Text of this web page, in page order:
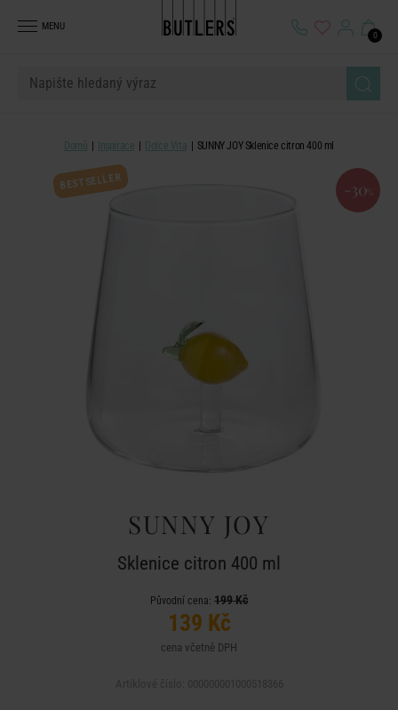
MENU
0
Domů Inspirace Dolce Vita SUNNY JOY Sklenice citron 400 ml
BESTSELLER -30 %
SUNNY JOY
Sklenice citron 400 ml
Původní cena: 199 Kč
139 Kč
cena včetně DPH